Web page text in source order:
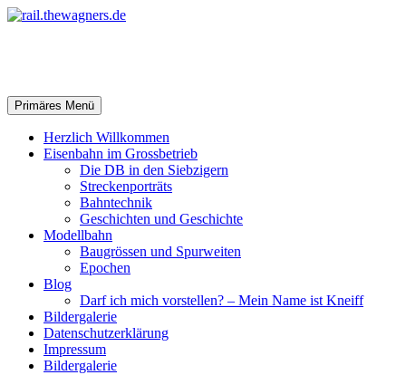
Zum
Suchen
Primäres Menü
Herzlich Willkommen
Eisenbahn im Grossbetrieb
Die DB in den Siebzigern
Streckenporträts
Bahntechnik
Geschichten und Geschichte
Modellbahn
Baugrössen und Spurweiten
Epochen
Blog
Darf ich mich vorstellen? – Mein Name ist Kneiff
Bildergalerie
Datenschutzerklärung
Impressum
Bildergalerie